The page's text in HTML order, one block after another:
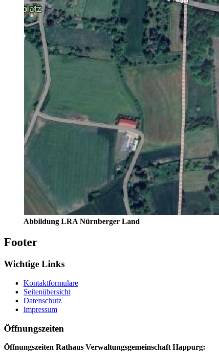
Abbildung LRA Nürnberger Land
Footer
Wichtige Links
Kontaktformulare
Seitenübersicht
Datenschutz
Impressum
Öffnungszeiten
Öffnungszeiten Rathaus Verwaltungsgemeinschaft Happurg: